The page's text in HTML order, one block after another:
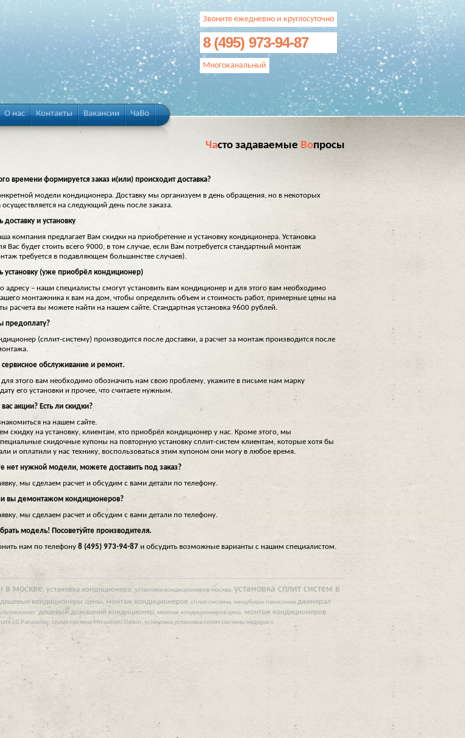
Звоните ежедневно и круглосуточно
8 (495) 973-94-87
Многоканальный
О нас Контакты Вакансии ЧаВо
Часто задаваемые Вопросы
времени формируется заказ и(или) происходит доставка?
модели кондиционера. Доставку мы организуем в день обращения, но в некоторых
осуществляется на следующий день после заказа.
доставку и установку
компания предлагает Вам скидки на приобретение и установку кондиционера. Установка
Вас будет стоить всего 9000, в том случае, если Вам потребуется стандартный монтаж
требуется в подавляющем большинстве случаев).
установку (уже приобрёл кондиционер)
адресу – наши специалисты смогут установить вам кондиционер и для этого вам необходимо
монтажника к вам на дом, чтобы определить объем и стоимость работ, примерные цены на
расчета вы можете найти на нашем сайте. Стандартная установка 9600 рублей.
предоплату?
(сплит-систему) производится после доставки, а расчет за монтаж производится после
обслуживание и ремонт.
этого вам необходимо обозначить нам свою проблему, укажите в письме нам марку
его установки и прочее, что считаете нужным.
акции? Есть ли скидки?
на нашем сайте.
скидку на установку, клиентам, кто приобрёл кондиционер у нас. Кроме этого, мы
скидочные купоны на повторную установку сплит-систем клиентам, которые хотя бы
и оплатили у нас технику, воспользоваться этим купоном они могу в любое время.
нет нужной модели, можете доставить под заказ?
мы сделаем расчет и обсудим с вами детали по телефону.
вы демонтажом кондиционеров?
мы сделаем расчет и обсудим с вами детали по телефону.
модель! Посоветуйте производителя.
нам по телефону 8 (495) 973-94-87 и обсудить возможные варианты с нашим специалистом.
в москве, установка кондиционера, установка кондиционеров москва, установка сплит систем в
кондиционеры цены, монтаж кондиционеров, сплит система, мицубиши панасоникдженерал
дешевый домашний кондиционер, монтаж кондиционеров цена, монтаж кондиционеров
LG Panasonic, сплит система Mitsubishi Daikin, установка,установка сплит системы недорого